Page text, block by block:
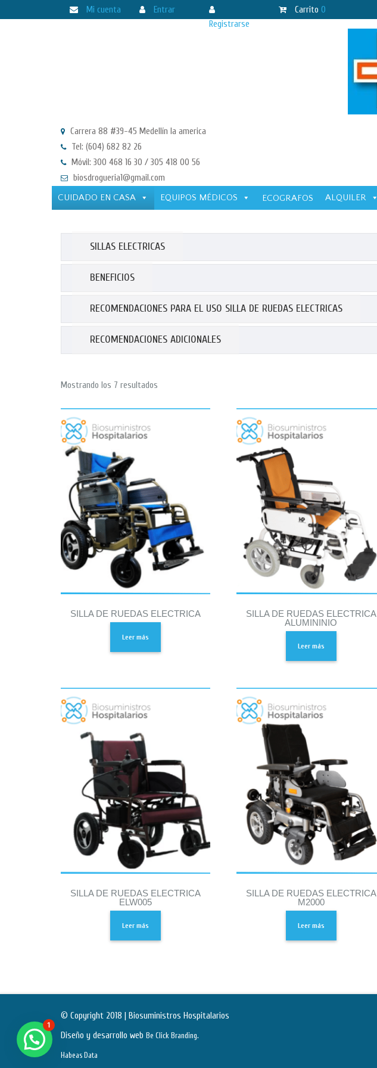
Mi cuenta
Entrar
Registrarse
Carrito 0
Carrera 88 #39-45 Medellín la america
Tel: (604) 682 82 26
Móvil: 300 468 16 30 / 305 418 00 56
biosdrogueria1@gmail.com
CUIDADO EN CASA
EQUIPOS MÉDICOS ECOGRAFOS ALQUILER
SILLAS ELECTRICAS
BENEFICIOS
RECOMENDACIONES PARA EL USO SILLA DE RUEDAS ELECTRICAS
RECOMENDACIONES ADICIONALES
Mostrando los 7 resultados
SILLA DE RUEDAS ELECTRICA
Leer más
SILLA DE RUEDAS ELECTRICA
ALUMININIO
Leer más
SILLA DE RUEDAS ELECTRICA
ELW005
Leer más
SILLA DE RUEDAS ELECTRICA
M2000
Leer más
© Copyright 2018 | Biosuministros Hospitalarios
Diseño y desarrollo web Be Click Branding.
Habeas Data
1